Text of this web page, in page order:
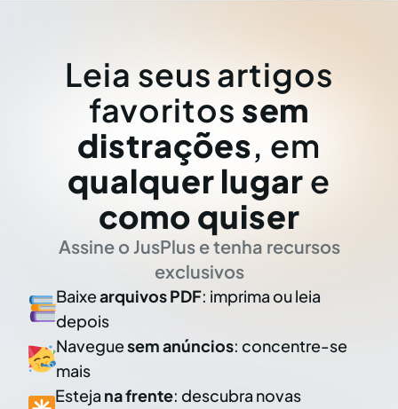
Leia seus artigos
favoritos sem
distrações, em
qualquer lugar e
como quiser
Assine o JusPlus e tenha recursos
exclusivos
Baixearquivos PDF: imprima ou leia
depois
Naveguesem anúncios: concentre-se
mais
Esteja na frente: descubra novas